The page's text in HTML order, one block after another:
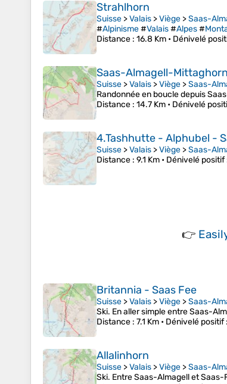
Strahlhorn
Suisse >Valais >Viège >Saas-
#Alpinisme#Valais#Alpes#
Distance : 16.8 Km • Dénivelé
Saas-Almagell-Mittaghorn
Suisse >Valais >Viège >Saas-
Randonnée en boucle depuis
Distance : 14.7 Km • Dénivelé
4.Tashhutte - Alphubel -
Suisse >Valais >Viège >Saas-
Distance : 9.1 Km • Dénivelé positif
👉
Britannia - Saas Fee
Suisse >Valais >Viège >Saas-
Ski. En aller simple entre Saas-
Distance : 7.1 Km • Dénivelé positif
Allalinhorn
Suisse >Valais >Viège >Saas-
Ski. Entre Saas-Almagell et Saas-